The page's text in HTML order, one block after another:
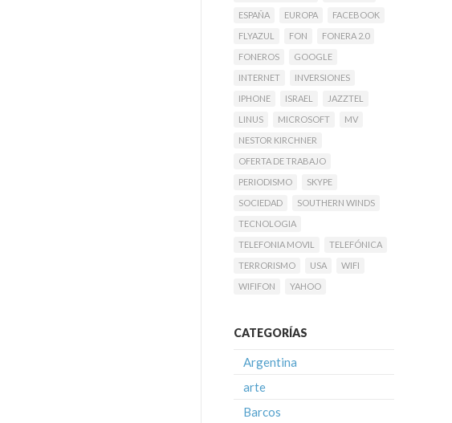
ESPAÑA
EUROPA
FACEBOOK
FLYAZUL
FON
FONERA 2.0
FONEROS
GOOGLE
INTERNET
INVERSIONES
IPHONE
ISRAEL
JAZZTEL
LINUS
MICROSOFT
MV
NESTOR KIRCHNER
OFERTA DE TRABAJO
PERIODISMO
SKYPE
SOCIEDAD
SOUTHERN WINDS
TECNOLOGIA
TELEFONIA MOVIL
TELEFÓNICA
TERRORISMO
USA
WIFI
WIFIFON
YAHOO
CATEGORÍAS
Argentina
arte
Barcos